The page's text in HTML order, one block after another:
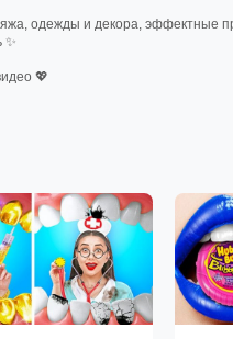
одежды и декора, эффектные
💖